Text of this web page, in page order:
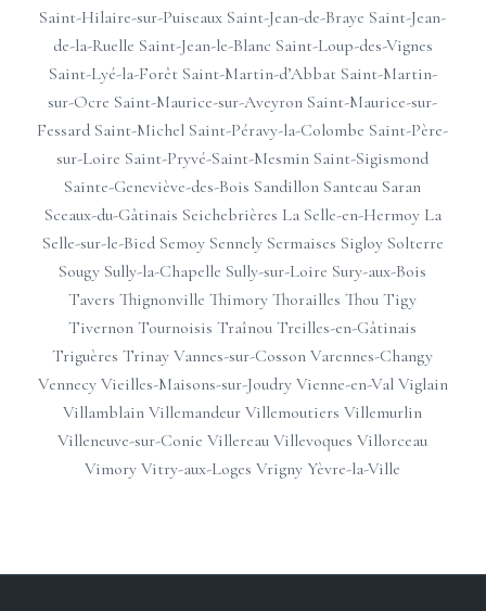
Saint-Hilaire-sur-Puiseaux Saint-Jean-de-Braye Saint-Jean-
de-la-Ruelle Saint-Jean-le-Blanc Saint-Loup-des-Vignes
Saint-Lyé-la-Forêt Saint-Martin-d’Abbat Saint-Martin-
sur-Ocre Saint-Maurice-sur-Aveyron Saint-Maurice-sur-
Fessard Saint-Michel Saint-Péravy-la-Colombe Saint-Père-
sur-Loire Saint-Pryvé-Saint-Mesmin Saint-Sigismond
Sainte-Geneviève-des-Bois Sandillon Santeau Saran
Sceaux-du-Gâtinais Seichebrières La Selle-en-Hermoy La
Selle-sur-le-Bied Semoy Sennely Sermaises Sigloy Solterre
Sougy Sully-la-Chapelle Sully-sur-Loire Sury-aux-Bois
Tavers Thignonville Thimory Thorailles Thou Tigy
Tivernon Tournoisis Traînou Treilles-en-Gâtinais
Triguères Trinay Vannes-sur-Cosson Varennes-Changy
Vennecy Vieilles-Maisons-sur-Joudry Vienne-en-Val Viglain
Villamblain Villemandeur Villemoutiers Villemurlin
Villeneuve-sur-Conie Villereau Villevoques Villorceau
Vimory Vitry-aux-Loges Vrigny Yèvre-la-Ville